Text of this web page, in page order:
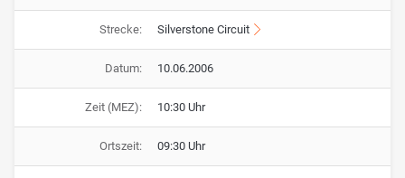
Strecke: Silverstone Circuit
Datum: 10.06.2006
Zeit (MEZ): 10:30 Uhr
Ortszeit: 09:30 Uhr